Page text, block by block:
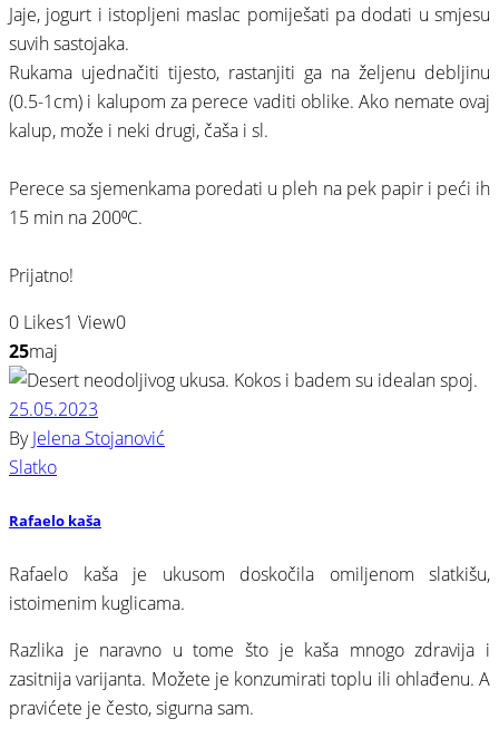
Jaje, jogurt i istopljeni maslac pomiješati pa dodati u smjesu
suvih sastojaka.⠀
Rukama ujednačiti tijesto, rastanjiti ga na željenu debljinu
(0.5-1cm) i kalupom za perece vaditi oblike. Ako nemate ovaj
kalup, može i neki drugi, čaša i sl.⠀
Perece sa sjemenkama poredati u pleh na pek papir i peći ih
15 min na 200⁰C.⠀
Prijatno!
0 Likes1 View0
25maj
25.05.2023
ByJelena Stojanović
Slatko
Rafaelo kaša
Rafaelo kaša je ukusom doskočila omiljenom slatkišu,
istoimenim kuglicama.
Razlika je naravno u tome što je kaša mnogo zdravija i
zasitnija varijanta. Možete je konzumirati toplu ili ohlađenu. A
pravićete je često, sigurna sam.